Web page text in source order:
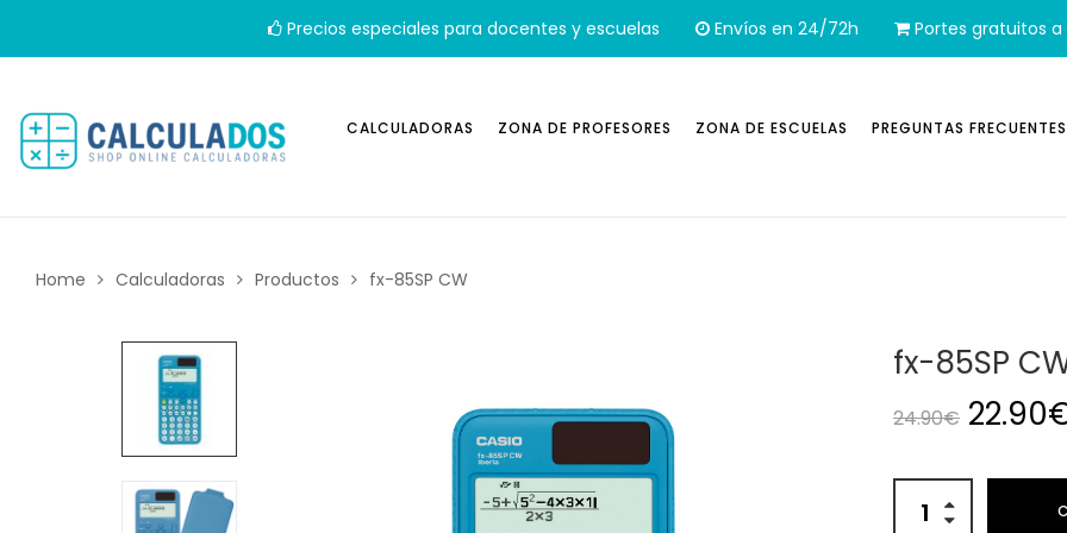
Precios especiales para docentes y escuelas Envíos en 24/72h Portes gratuitos a
CALCULADORAS ZONA DE PROFESORES ZONA DE ESCUELAS PREGUNTAS FRECUENTES
Home Calculadoras Productos fx-85SP CW
fx-85SP
24.90€ El
22.90